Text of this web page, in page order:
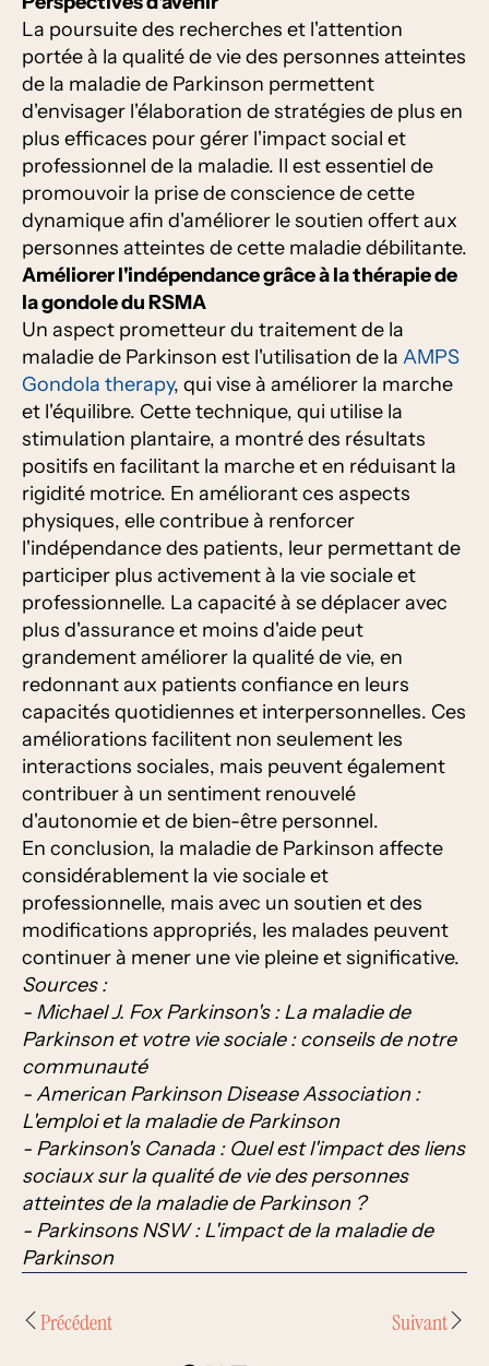
La poursuite des recherches et l'attention
portée à la qualité de vie des personnes atteintes
de la maladie de Parkinson permettent
d'envisager l'élaboration de stratégies de plus en
plus efficaces pour gérer l'impact social et
professionnel de la maladie. Il est essentiel de
promouvoir la prise de conscience de cette
dynamique afin d'améliorer le soutien offert aux
personnes atteintes de cette maladie débilitante.
Améliorer l'indépendance grâce à la thérapie de
la gondole du RSMA
Un aspect prometteur du traitement de la
maladie de Parkinson est l'utilisation de la AMPS
Gondola therapy, qui vise à améliorer la marche
et l'équilibre. Cette technique, qui utilise la
stimulation plantaire, a montré des résultats
positifs en facilitant la marche et en réduisant la
rigidité motrice. En améliorant ces aspects
physiques, elle contribue à renforcer
l'indépendance des patients, leur permettant de
participer plus activement à la vie sociale et
professionnelle. La capacité à se déplacer avec
plus d'assurance et moins d'aide peut
grandement améliorer la qualité de vie, en
redonnant aux patients confiance en leurs
capacités quotidiennes et interpersonnelles. Ces
améliorations facilitent non seulement les
interactions sociales, mais peuvent également
contribuer à un sentiment renouvelé
d'autonomie et de bien-être personnel.
En conclusion, la maladie de Parkinson affecte
considérablement la vie sociale et
professionnelle, mais avec un soutien et des
modifications appropriés, les malades peuvent
continuer à mener une vie pleine et significative.
Sources :
- Michael J. Fox Parkinson's : La maladie de
Parkinson et votre vie sociale : conseils de notre
communauté
- American Parkinson Disease Association :
L'emploi et la maladie de Parkinson
- Parkinson's Canada : Quel est l'impact des liens
sociaux sur la qualité de vie des personnes
atteintes de la maladie de Parkinson ?
- Parkinsons NSW : L'impact de la maladie de
Parkinson
Précédent Suivant